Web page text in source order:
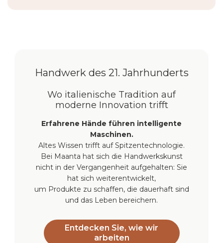
Handwerk des 21. Jahrhunderts
Wo italienische Tradition auf
moderne Innovation trifft
Erfahrene Hände führen intelligente
Maschinen.
Altes Wissen trifft auf Spitzentechnologie.
Bei Maanta hat sich die Handwerkskunst
nicht in der Vergangenheit aufgehalten: Sie
hat sich weiterentwickelt,
um Produkte zu schaffen, die dauerhaft sind
und das Leben bereichern.
Entdecken Sie, wie wir
arbeiten